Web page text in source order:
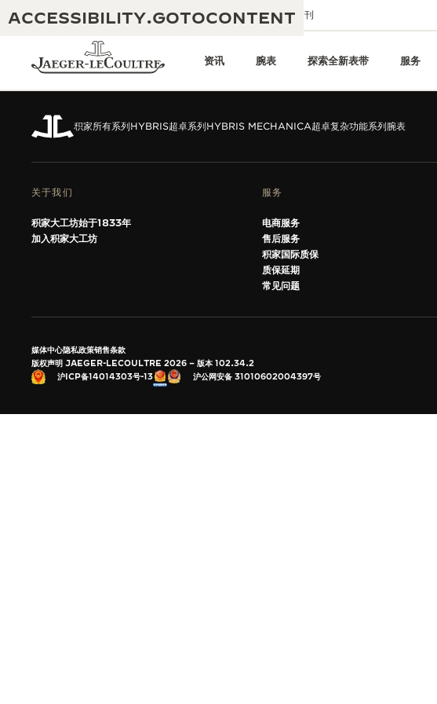
ACCESSIBILITY.GOTOCONTENT
给我们发送电子邮件 精品店 电子期刊
资讯 腕表 探索全新表带 服务
积家国际质保
黄金比例水幕音乐秀
REVERSO翻转系列腕表主题展
THE SOUND MAKER声音之艺主题
展览
匠心巧思：1400多款机芯
ACCESSIBILITY.BACKTOTOP
积家所有系列HYBRIS超卓系列HYBRIS MECHANICA超卓复杂功能系列腕表
关于我们
积家大工坊始于1833年
加入积家大工坊
服务
电商服务
售后服务
积家国际质保
质保延期
常见问题
媒体中心隐私政策销售条款
版权声明 JAEGER-LECOULTRE 2026
版本 102.34.2
沪ICP备14014303号-13
沪公网安备 31010602004397号